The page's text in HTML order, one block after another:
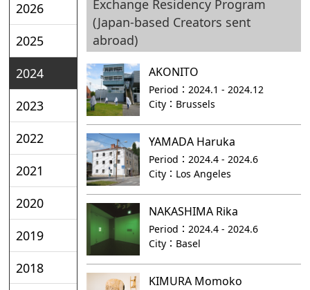
2026
2025
2024
2023
2022
2021
2020
2019
2018
Exchange Residency Program
(Japan-based Creators sent
abroad)
AKONITO
Period： 2024.1 - 2024.12
City： Brussels
YAMADA Haruka
Period：2024.4 - 2024.6
City： Los Angeles
NAKASHIMA Rika
Period：2024.4 - 2024.6
City： Basel
KIMURA Momoko